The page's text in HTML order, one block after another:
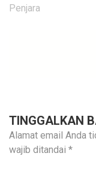
Penjara
TINGGALKAN
Alamat email Anda
wajib ditandai *